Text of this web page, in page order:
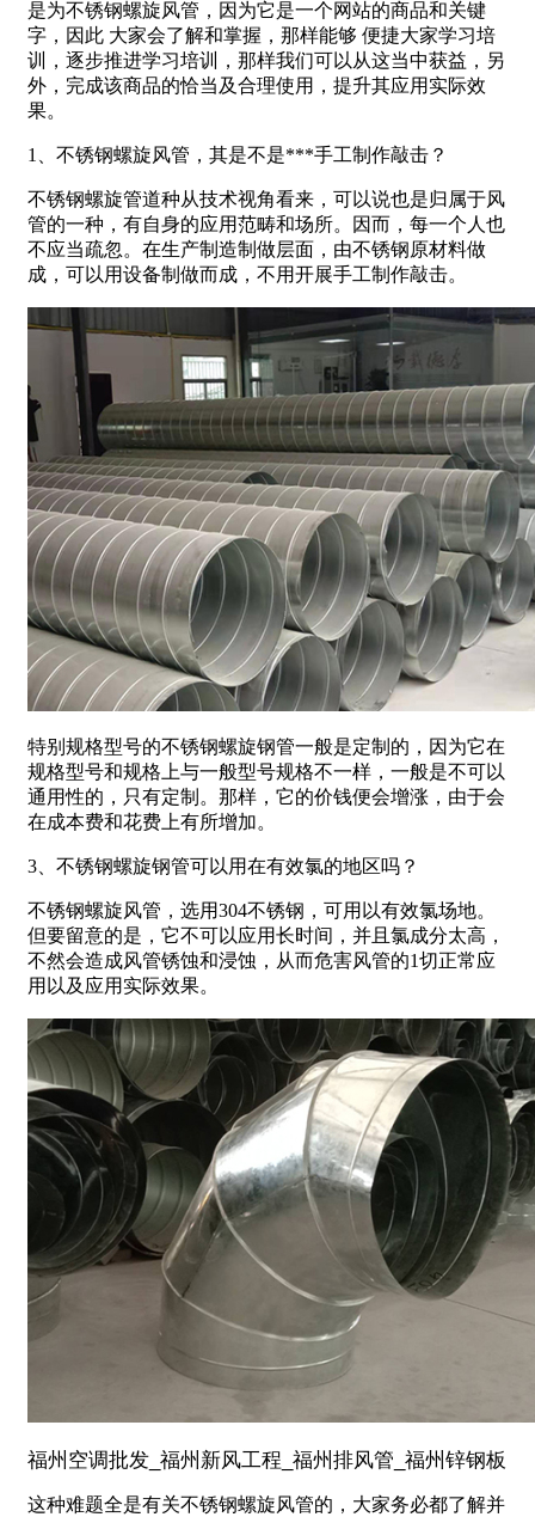
是为不锈钢螺旋风管，因为它是一个网站的商品和关键
字，因此 大家会了解和掌握，那样能够 便捷大家学习培
训，逐步推进学习培训，那样我们可以从这当中获益，另
外，完成该商品的恰当及合理使用，提升其应用实际效
果。
1、不锈钢螺旋风管，其是不是***手工制作敲击？
不锈钢螺旋管道种从技术视角看来，可以说也是归属于风
管的一种，有自身的应用范畴和场所。因而，每一个人也
不应当疏忽。在生产制造制做层面，由不锈钢原材料做
成，可以用设备制做而成，不用开展手工制作敲击。
特别规格型号的不锈钢螺旋钢管一般是定制的，因为它在
规格型号和规格上与一般型号规格不一样，一般是不可以
通用性的，只有定制。那样，它的价钱便会增涨，由于会
在成本费和花费上有所增加。
3、不锈钢螺旋钢管可以用在有效氯的地区吗？
不锈钢螺旋风管，选用304不锈钢，可用以有效氯场地。
但要留意的是，它不可以应用长时间，并且氯成分太高，
不然会造成风管锈蚀和浸蚀，从而危害风管的1切正常应
用以及应用实际效果。
福州空调批发_福州新风工程_福州排风管_福州锌钢板
这种难题全是有关不锈钢螺旋风管的，大家务必都了解并